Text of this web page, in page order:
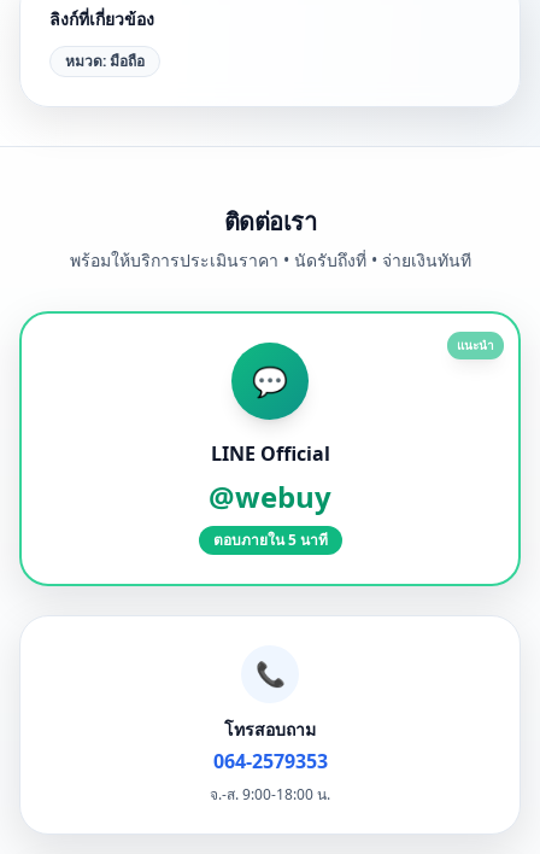
ลิงก์ที่เกี่ยวข้อง
หมวด:มือถือ
ติดต่อเรา
พร้อมให้บริการประเมินราคา • นัดรับถึงที่ • จ่ายเงินทันที
แนะนำ
💬
LINE Official
@webuy
ตอบภายใน 5 นาที
📞
โทรสอบถาม
064-2579353
จ.-ส. 9:00-18:00 น.